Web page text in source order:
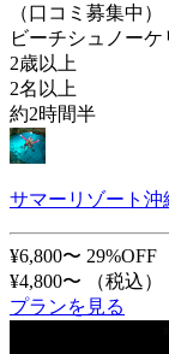
（口コミ募集中）
ビーチシュノーケ
2歳以上
2名以上
約2時間半
サマーリゾート沖
¥6,800〜 29%OFF
¥4,800〜
（税込）
プランを見る